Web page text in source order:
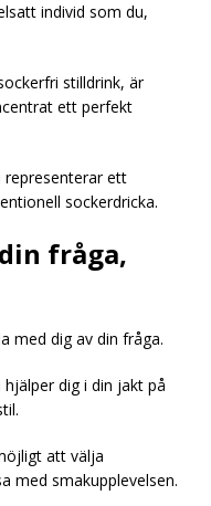
individ som du,
stilldrink, är
ett perfekt
ett
sockerdricka.
fråga,
med dig av din fråga.
dig i din jakt på
att välja
med smakupplevelsen.